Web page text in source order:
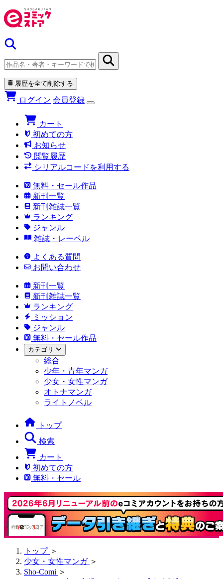
履歴を全て削除する
ログイン 会員登録
カート
初めての方
お知らせ
閲覧履歴
シリアルコードを利用する
無料・セール作品
新刊一覧
新刊雑誌一覧
ランキング
ジャンル
雑誌・レーベル
よくある質問
お問い合わせ
新刊一覧
新刊雑誌一覧
ランキング
ミッション
ジャンル
無料・セール作品
カテゴリ
総合
少年・青年マンガ
少女・女性マンガ
オトナマンガ
ライトノベル
トップ
検索
カート
初めての方
無料・セール
トップ ＞
少女・女性マンガ ＞
Sho-Comi ＞